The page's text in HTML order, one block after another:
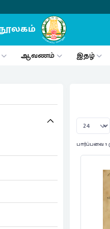
ஆவணம் இதழ்
பார்ப்பவை 1